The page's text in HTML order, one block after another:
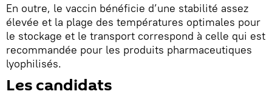
En outre, le vaccin bénéficie d’une stabilité assez
élevée et la plage des températures optimales pour
le stockage et le transport correspond à celle qui est
recommandée pour les produits pharmaceutiques
lyophilisés.
Les candidats